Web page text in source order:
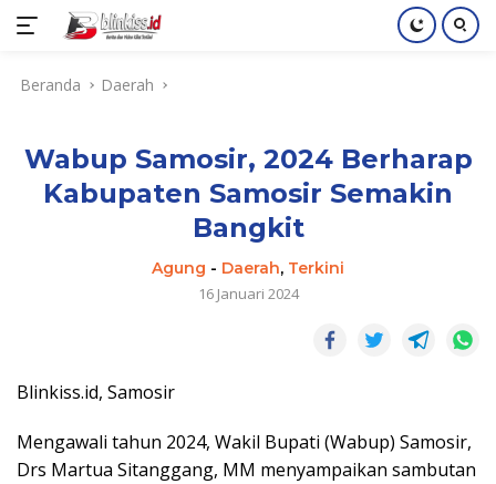
Beranda Daerah
Wabup Samosir, 2024 Berharap
Kabupaten Samosir Semakin
Bangkit
Agung - Daerah, Terkini
16 Januari 2024
Blinkiss.id, Samosir
Mengawali tahun 2024, Wakil Bupati (Wabup) Samosir,
Drs Martua Sitanggang, MM menyampaikan sambutan